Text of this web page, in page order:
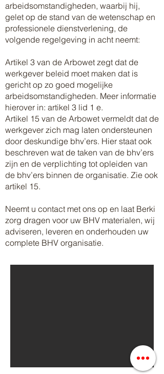
arbeidsomstandigheden, waarbij hij,
gelet op de stand van de wetenschap en
professionele dienstverlening, de
volgende regelgeving in acht neemt:
Artikel 3 van de Arbowet zegt dat de
werkgever beleid moet maken dat is
gericht op zo goed mogelijke
arbeidsomstandigheden. Meer informatie
hierover in: artikel 3 lid 1 e.
Artikel 15 van de Arbowet vermeldt dat de
werkgever zich mag laten ondersteunen
door deskundige bhv’ers. Hier staat ook
beschreven wat de taken van de bhv’ers
zijn en de verplichting tot opleiden van
de bhv’ers binnen de organisatie. Zie ook
artikel 15.
Neemt u contact met ons op en laat Berki
zorg dragen voor uw BHV materialen, wij
adviseren, leveren en onderhouden uw
complete BHV organisatie.